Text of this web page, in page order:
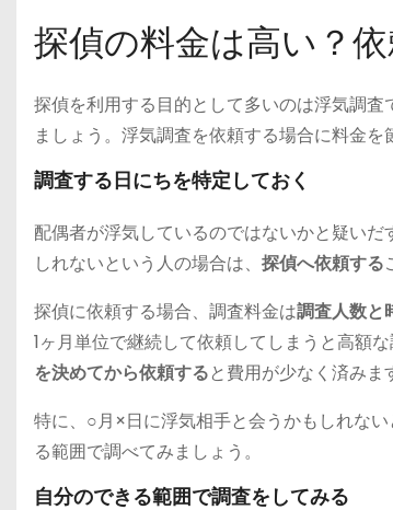
探偵の料金は高い？
探偵を利用する目的として多いのは浮気調
ましょう。浮気調査を依頼する場合に料金を
調査する日にちを特定しておく
配偶者が浮気しているのではないかと疑い
しれないという人の場合は、 探偵へ依頼する
探偵に依頼する場合、調査料金は調査人数と
1ヶ月単位で継続して依頼してしまうと高額
を決めてから依頼すると費用が少なく済みま
特に、○月×日に浮気相手と会うかもしれな
る範囲で調べてみましょう。
自分のできる範囲で調査をしてみる